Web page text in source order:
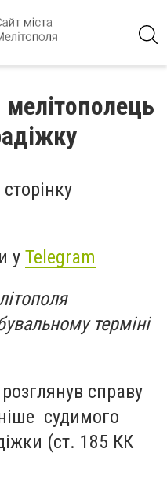
у Telegram
терміні
справу
судимого
(ст. 185 КК